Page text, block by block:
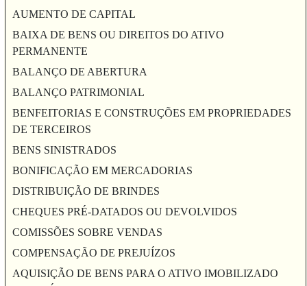
AUMENTO DE CAPITAL
BAIXA DE BENS OU DIREITOS DO ATIVO
PERMANENTE
BALANÇO DE ABERTURA
BALANÇO PATRIMONIAL
BENFEITORIAS E CONSTRUÇÕES EM PROPRIEDADES
DE TERCEIROS
BENS SINISTRADOS
BONIFICAÇÃO EM MERCADORIAS
DISTRIBUIÇÃO DE BRINDES
CHEQUES PRÉ-DATADOS OU DEVOLVIDOS
COMISSÕES SOBRE VENDAS
COMPENSAÇÃO DE PREJUÍZOS
AQUISIÇÃO DE BENS PARA O ATIVO IMOBILIZADO